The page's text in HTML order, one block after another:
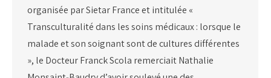
organisée par Sietar France et intitulée «
Transculturalité dans les soins médicaux : lorsque le
malade et son soignant sont de cultures différentes
», le Docteur Franck Scola remerciait Nathalie